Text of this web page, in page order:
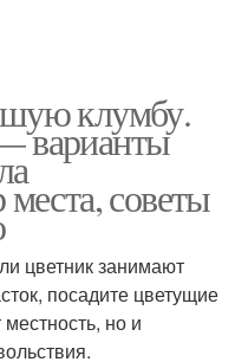
клумбу.
варианты
советы
цветник занимают
посадите цветущие
но и